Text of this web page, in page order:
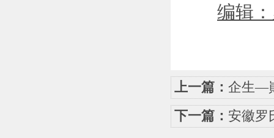
编辑
上一篇： 企生—
下一篇： 安徽罗